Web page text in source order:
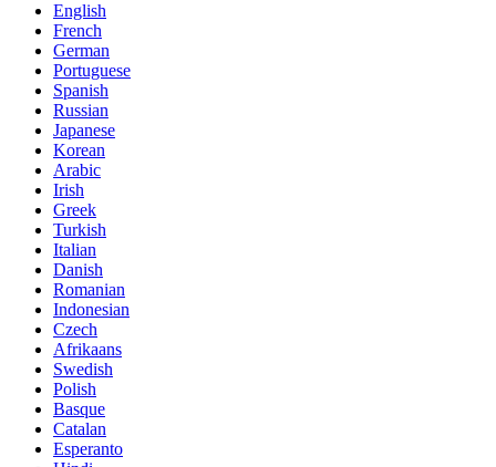
English
French
German
Portuguese
Spanish
Russian
Japanese
Korean
Arabic
Irish
Greek
Turkish
Italian
Danish
Romanian
Indonesian
Czech
Afrikaans
Swedish
Polish
Basque
Catalan
Esperanto